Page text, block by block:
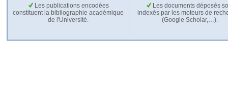
Les publications encodées
constituent la bibliographie académique
de l'Université.
Les documents déposés
indexés par les moteurs de
(Google Scholar,…).